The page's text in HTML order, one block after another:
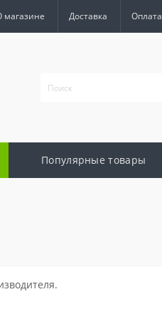
магазине Доставка Оплата
Популярные товары